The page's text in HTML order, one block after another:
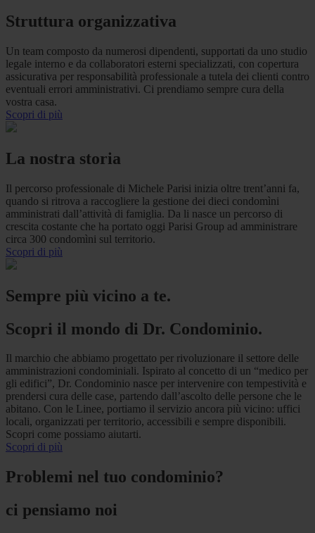
Struttura organizzativa
Un team composto da numerosi dipendenti, supportati da uno studio
legale interno e da collaboratori esterni specializzati, con copertura
assicurativa per responsabilità professionale a tutela dei clienti contro
eventuali errori amministrativi. Ci prendiamo sempre cura della
vostra casa.
Scopri di più
La nostra storia
Il percorso professionale di Michele Parisi inizia oltre trent’anni fa,
quando si ritrova a raccogliere la gestione dei dieci condomìni
amministrati dall’attività di famiglia. Da li nasce un percorso di
crescita costante che ha portato oggi Parisi Group ad amministrare
circa 300 condomìni sul territorio.
Scopri di più
Sempre più vicino a te.
Scopri il mondo di Dr. Condominio.
Il marchio che abbiamo progettato per rivoluzionare il settore delle
amministrazioni condominiali. Ispirato al concetto di un “medico per
gli edifici”, Dr. Condominio nasce per intervenire con tempestività e
prendersi cura delle case, partendo dall’ascolto delle persone che le
abitano. Con le Linee, portiamo il servizio ancora più vicino: uffici
locali, organizzati per territorio, accessibili e sempre disponibili.
Scopri come possiamo aiutarti.
Scopri di più
Problemi nel tuo condominio?
ci pensiamo noi